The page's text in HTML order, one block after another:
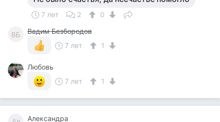
7 лет 2 0
ВБ
Вадим Безбородов
7 лет
1
Любовь
7 лет
1
Александра